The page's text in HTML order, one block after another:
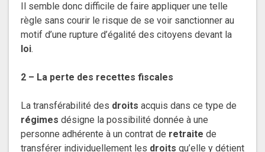
Il semble donc difficile de faire appliquer une telle
règle sans courir le risque de se voir sanctionner au
motif d’une rupture d’égalité des citoyens devant la
loi.
2 – La perte des recettes fiscales
La transférabilité des droits acquis dans ce type de
régimes désigne la possibilité donnée à une
personne adhérente à un contrat de retraite de
transférer individuellement les droits qu’elle y détient